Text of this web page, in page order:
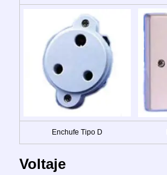
Enchufe Tipo D
Voltaje